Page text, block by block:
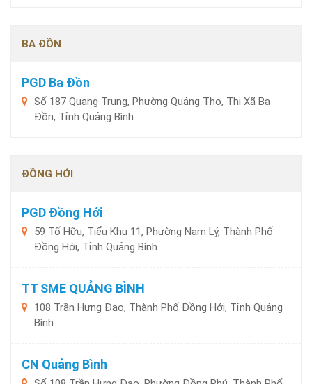
BA ĐỒN
PGD Ba Đồn
Số 187 Quang Trung, Phường Quảng Thọ, Thị Xã Ba
Đồn, Tỉnh Quảng Bình
ĐỒNG HỚI
PGD Đồng Hới
59 Tố Hữu, Tiểu Khu 11, Phường Nam Lý, Thành Phố
Đồng Hới, Tỉnh Quảng Bình
TT SME QUẢNG BÌNH
108 Trần Hưng Đạo, Thành Phố Đồng Hới, Tỉnh Quảng
Bình
CN Quảng Bình